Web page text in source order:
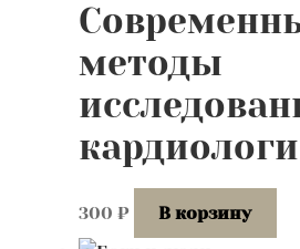
методы
300 ₽ В корзину